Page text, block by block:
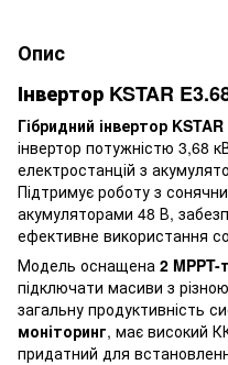
Опис
Інвертор KSTAR
Гібридний інвертор
інвертор потужністю 3,68
електростанцій з
Підтримує роботу з
акумуляторами 48 В,
ефективне використання
Модель оснащена 2 MPPT-
підключати масиви з
загальну продуктивність
моніторинг, має високий
придатний для